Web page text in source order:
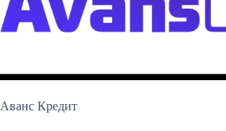
Аванс Кредит